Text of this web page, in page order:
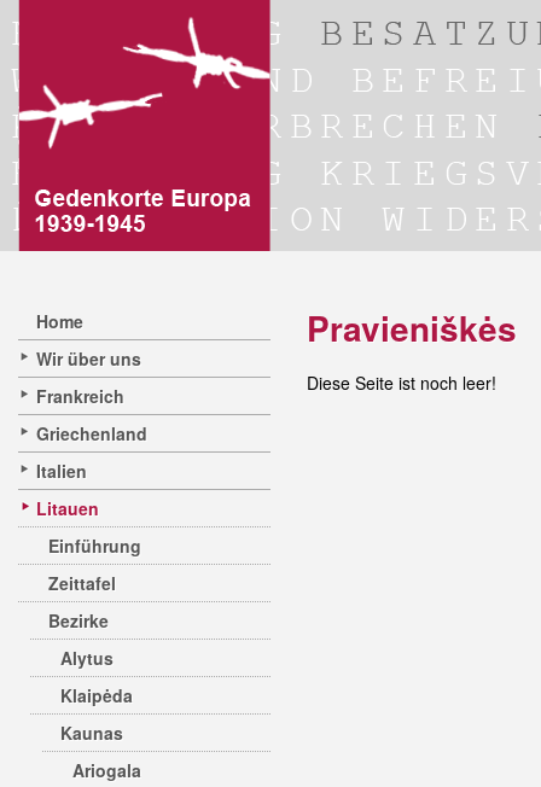
Home
Wir über uns
Frankreich
Griechenland
Italien
Litauen
Einführung
Zeittafel
Bezirke
Alytus
Klaipėda
Kaunas
Ariogala
Pravieniškės
Diese Seite ist noch leer!